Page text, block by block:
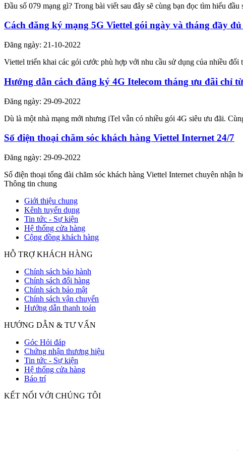
Đầu số 079 mạng gì? Trong bài viết sau đây sẽ cùng bạn đọc tìm hiểu
Cách đăng ký mạng 5G Viettel gói ngày và tháng đầy
Đăng ngày: 21-10-2022
Viettel triển khai các gói cước phù hợp với nhu cầu sử dụng của nhiều
Hướng dẫn cách đăng ký 4G Itelecom tháng ưu đãi chỉ
Đăng ngày: 29-09-2022
Dù là một nhà mạng mới nhưng iTel vẫn có nhiều gói 4G siêu ưu đãi.
Số điện thoại chăm sóc khách hàng Viettel Internet 24/7
Đăng ngày: 29-09-2022
Số điện thoại tổng đài chăm sóc khách hàng Viettel Internet chuyên
Thông tin chung
Giới thiệu chung
Kênh tuyển dụng
Tin tức - Sự kiện
Hệ thống cửa hàng
Cộng đồng khách hàng
HỖ TRỢ KHÁCH HÀNG
Chính sách bảo hành
Chính sách đổi hàng
Chính sách bảo mật
Chính sách vận chuyển
Hướng dẫn thanh toán
HƯỚNG DẪN & TƯ VẤN
Góc Hỏi đáp
Chứng nhận thương hiệu
Tin tức - Sự kiện
Hệ thống cửa hàng
Báo trí
KẾT NỐI VỚI CHÚNG TÔI